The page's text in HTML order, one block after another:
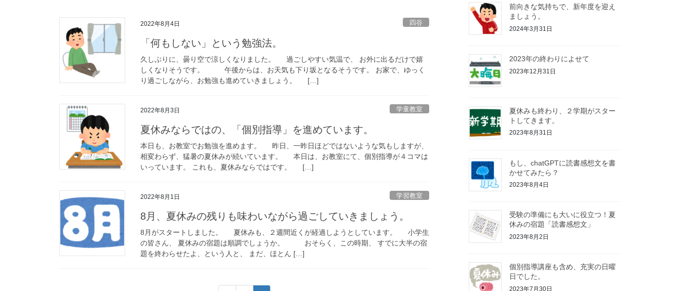
2022年8月4日 四谷
「何もしない」という勉強法。
久しぶりに、曇り空で涼しくなりました。 過ごしやすい気温で、 お外に出るだけで嬉
しくなりそうです。 午後からは、お天気も下り坂となるそうです。 お家で、ゆっく
り過ごしながら、お勉強も進めていきましょう。 […]
2022年8月3日 学童教室
夏休みならではの、「個別指導」を進めています。
本日も、お教室でお勉強を進めます。 昨日、一昨日ほどではないような気もしますが、
相変わらず、猛暑の夏休みが続いています。 本日は、お教室にて、個別指導が４コマは
いっています。 これも、夏休みならではです。 […]
2022年8月1日 学習教室
8月、夏休みの残りも味わいながら過ごしていきましょう。
8月がスタートしました。 夏休みも、２週間近くが経過しようとしています。 小学生
の皆さん、 夏休みの宿題は順調でしょうか。 おそらく、この時期、 すでに大半の宿
題を終わらせたよ、という人と、 まだ、ほとん […]
前向きな気持ちで、新年度を迎え
ましょう。
2024年3月31日
2023年の終わりによせて
2023年12月31日
夏休みも終わり、２学期がスター
トしてきます。
2023年8月31日
もし、chatGPTに読書感想文を書
かせてみたら？
2023年8月4日
受験の準備にも大いに役立つ！夏
休みの宿題「読書感想文」
2023年8月2日
個別指導講座も含め、充実の日曜
日でした。
2023年7月30日